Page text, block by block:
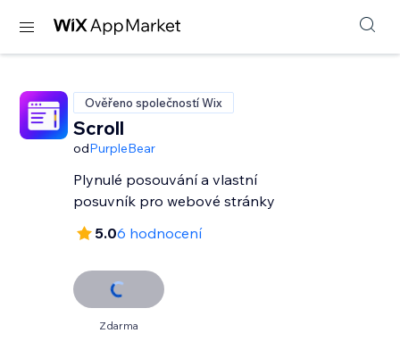
Ověřeno společností Wix
Scroll
odPurpleBear
Plynulé posouvání a vlastní
posuvník pro webové stránky
5.06 hodnocení
Zdarma